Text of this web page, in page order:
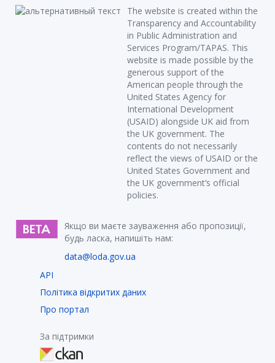
The website is created within the
Transparency and Accountability
in Public Administration and
Services Program/TAPAS. This
website is made possible by the
generous support of the
American people through the
United States Agency for
International Development
(USAID) alongside UK aid from
the UK government. The
contents do not necessarily
reflect the views of USAID or the
United States Government and
the UK government’s official
policies.
Якщо ви маєте зауваження або пропозиції,
будь ласка, напишіть нам:
data@loda.gov.ua
API
Політика відкритих даних
Про портал
За підтримки